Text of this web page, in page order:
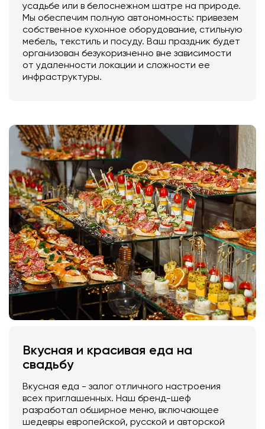
усадьбе или в белоснежном шатре на природе.
Мы обеспечим полную автономность: привезем
собственное кухонное оборудование, стильную
мебель, текстиль и посуду. Ваш праздник будет
организован безукоризненно вне зависимости
от удаленности локации и сложности ее
инфраструктуры.
Вкусная и красивая еда на
свадьбу
Вкусная еда - залог отличного настроения
всех приглашенных. Наш бренд-шеф
разработал обширное меню, включающее
шедевры европейской, русской и авторской